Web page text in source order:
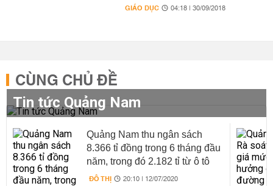
GIÁO DỤC 04:18 | 30/09/2018
CÙNG CHỦ ĐỀ
Tin tức Quảng Nam
Quảng Nam thu ngân sách
8.366 tỉ đồng trong 6 tháng đầu
năm, trong đó 2.182 tỉ từ ô tô
Trường Hải
ĐÔ THỊ 20:10 | 12/07/2020